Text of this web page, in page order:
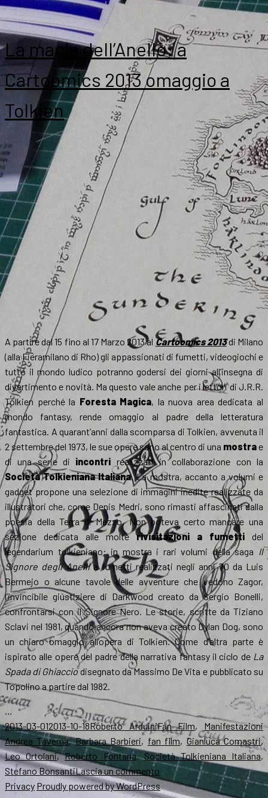
La magia dell’Anello: a
Cartoomics 2013 omaggio a
Tolkien
A partire dal 15 fino al 17 Marzo 2013 al Cartoomics 2013di Milano
(alla Fieramilano di Rho) gli appassionati di fumetti, videogiochi e
tutto il mondo ludico potranno godersi dei giorni all’insegna di
divertimento e novità. Ma questo vale anche per i lettori di J.R.R.
Tolkien perché la Foresta Magica, la nuova area dedicata al
mondo fantasy, rende omaggio al padre della letteratura
fantastica. A quarant’anni dalla scomparsa di Tolkien, avvenuta il
2 settembre del 1973, le sue opere sono al centro di una mostrae
di una serie di incontri realizzati in collaborazione con la
Società Tolkieniana Italiana. La mostra, accanto a volumi e
gadget propone una selezione di immagini inedite realizzate da
illustratori che, come Denis Medri, sono rimasti affascinati dalla
poesia della Terra di Mezzo. Non poteva certo mancare una
sezione dedicata alle molterivisitazioni a fumetti del
legendarium tolkieniano: in mostra i rari volumi della saga Il
Signore degli Anellia fumetti realizzati negli anni 70 da Luis
Bermejo o alcune tavole delle avventure che vedono Zagor,
l’invincibile giustiziere di Darkwood creato da Sergio Bonelli,
confrontarsi con il Signore Nero. Le storie, scritte da Tiziano
Sclavi nel 1981, quando ancora non aveva creato Dylan Dog, sono
un chiaro omaggio all’opera di Tolkien. Come d’altra parte è
ispirato alle opere del padre della narrativa fantasy il ciclo de La
Spada di Ghiacciodisegnato da Massimo De Vita e pubblicato su
Topolino a partire dal 1982.
…
Scritto
il
2013-03-012013-10-18Autore
Roberto ArduiniCategorie
Fan Film, Manifestazioni
Andrea Taverna,Barbara Barbieri, fan film, Gianluca Comastri,
Leo Ortolani,Roberto Fontana,Società Tolkieniana Italiana,
Stefano BonsantiLascia un commento
La
Privacy Proudly powered by WordPress